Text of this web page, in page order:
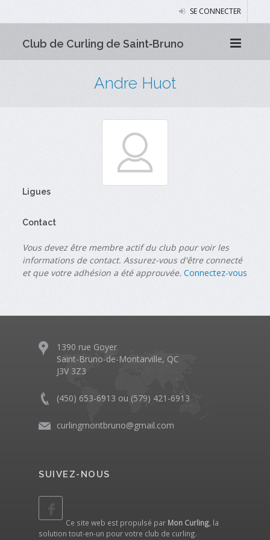
SE CONNECTER
Club de Curling de Saint‑Bruno
Andre Huot
Ligues
Contact
Vous devez être membre actif du club pour voir les
informations de contact. Assurez-vous d'être connecté
et que votre adhésion a été approuvée. Connectez-vous
1390 rue Goyer
Saint-Bruno-de-Montarville, QC
J3V 3Z3
(450) 653-6913 ou (579) 421-6913
curlingmontbruno@gmail.com
SUIVEZ-NOUS
Ce site web est propulsé par Mon Curling , la
solution tout-en-un pour votre club de curling.